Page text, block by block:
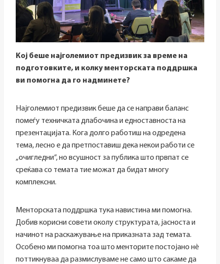
Кој беше најголемиот предизвик за време на
подготовките, и колку менторската поддршка
ви помогна да го надминете?
Најголемиот предизвик беше да се направи баланс
помеѓу техничката длабочина и едноставноста на
презентацијата. Кога долго работиш на одредена
тема, лесно е да претпоставиш дека некои работи се
„очигледни“, но всушност за публика што првпат се
среќава со темата тие можат да бидат многу
комплексни.
Менторската поддршка тука навистина ми помогна.
Добив корисни совети околу структурата, јасноста и
начинот на раскажување на приказната зад темата.
Особено ми помогна тоа што менторите постојано нè
поттикнуваа да размислуваме не само што сакаме да